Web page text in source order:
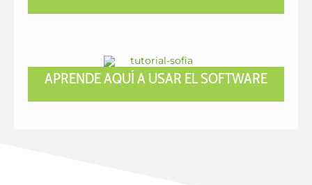
APRENDE AQUÍ A USAR EL SOFTWARE